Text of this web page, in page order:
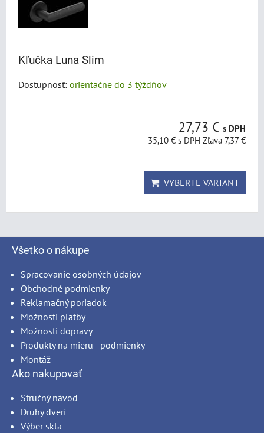
Kľučka Luna Slim
Dostupnosť: orientačne do 3 týždňov
27,73 € s DPH
35,10 €s DPH Zľava 7,37 €
VYBERTE VARIANT
Všetko o nákupe
Spracovanie osobných údajov
Obchodné podmienky
Reklamačný poriadok
Možnosti platby
Možnosti dopravy
Produkty na mieru - podmienky
Montáž
Ako nakupovať
Stručný návod
Druhy dverí
Výber skla